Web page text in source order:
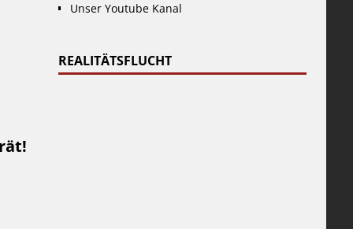
Unser Youtube Kanal
REALITÄTSFLUCHT